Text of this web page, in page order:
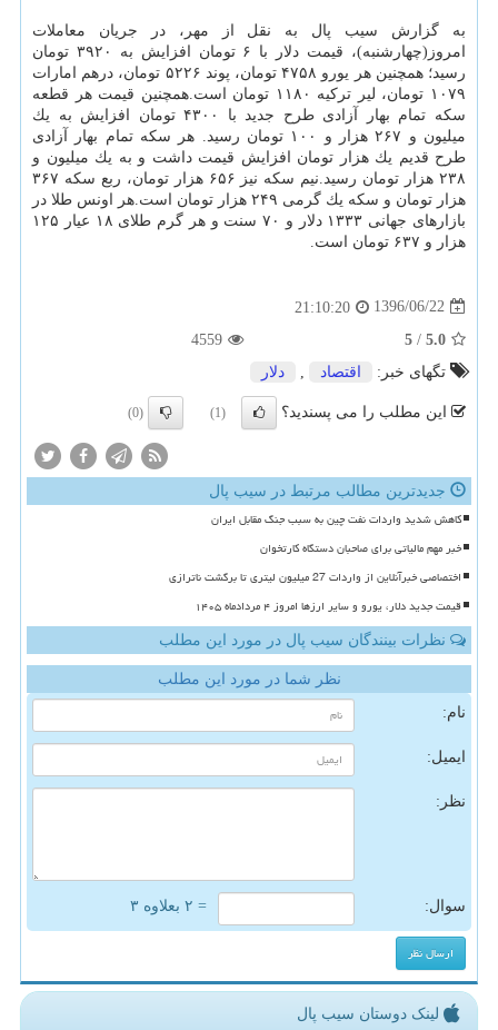
به گزارش سیب پال به نقل از مهر، در جریان معاملات
امروز(چهارشنبه)، قیمت دلار با ۶ تومان افزایش به ۳۹۲۰ تومان
رسید؛ همچنین هر یورو ۴۷۵۸ تومان، پوند ۵۲۲۶ تومان، درهم امارات
۱۰۷۹ تومان، لیر تركیه ۱۱۸۰ تومان است.همچنین قیمت هر قطعه
سكه تمام بهار آزادی طرح جدید با ۴۳۰۰ تومان افزایش به یك
میلیون و ۲۶۷ هزار و ۱۰۰ تومان رسید. هر سكه تمام بهار آزادی
طرح قدیم یك هزار تومان افزایش قیمت داشت و به یك میلیون و
۲۳۸ هزار تومان رسید.نیم سكه نیز ۶۵۶ هزار تومان، ربع سكه ۳۶۷
هزار تومان و سكه یك گرمی ۲۴۹ هزار تومان است.هر اونس طلا در
بازارهای جهانی ۱۳۳۳ دلار و ۷۰ سنت و هر گرم طلای ۱۸ عیار ۱۲۵
هزار و ۶۳۷ تومان است.
1396/06/22
21:10:20
5.0
/
5
4559
تگهای خبر:
اقتصاد دلار
این مطلب را می پسندید؟ (1)
(0)
جدیدترین مطالب مرتبط در سیب پال
کاهش شدید واردات نفت چین به سبب جنگ مقابل ایران
خبر مهم مالیاتی برای صاحبان دستگاه کارتخوان
اختصاصی خبرآنلاین از واردات 27 میلیون لیتری تا برگشت ناترازی
قیمت جدید دلار، یورو و سایر ارزها امروز ۴ مردادماه ۱۴۰۵
نظرات بینندگان سیب پال در مورد این مطلب
نظر شما در مورد این مطلب
نام:
ایمیل:
نظر:
سوال: = ۲ بعلاوه ۳
لینک دوستان سیب پال